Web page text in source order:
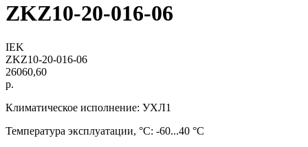
ZKZ10-20-016-06
IEK
ZKZ10-20-016-06
26060,60
р.
Климатическое исполнение: УХЛ1
Температура эксплуатации, °C: -60...40 °C